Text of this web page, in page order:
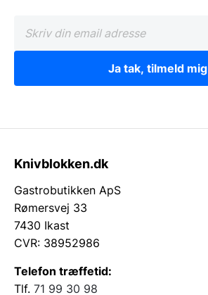
Ja tak, tilmeld mig
Knivblokken.dk
Gastrobutikken ApS
Rømersvej 33
7430 Ikast
CVR: 38952986
Telefon træffetid:
Tlf. 71 99 30 98